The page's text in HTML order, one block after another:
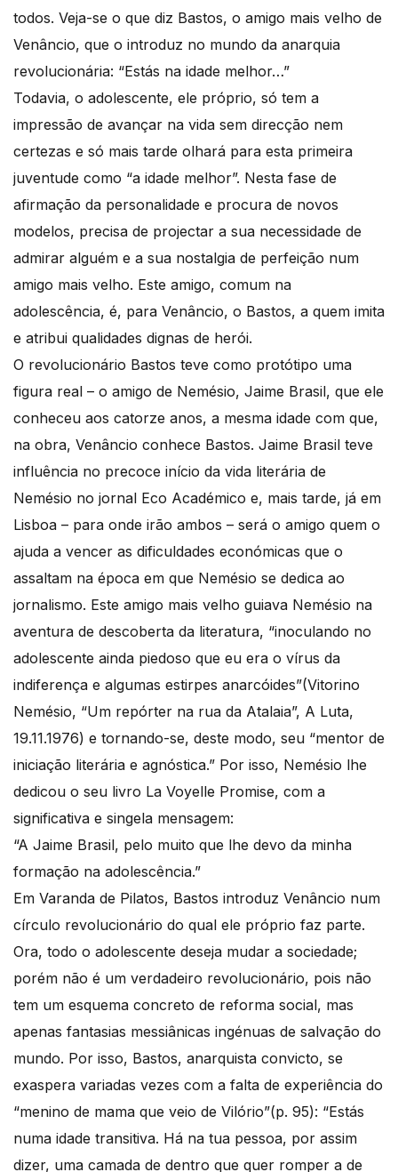
todos. Veja-se o que diz Bastos, o amigo mais velho de
Venâncio, que o introduz no mundo da anarquia
revolucionária: “Estás na idade melhor…”
Todavia, o adolescente, ele próprio, só tem a
impressão de avançar na vida sem direcção nem
certezas e só mais tarde olhará para esta primeira
juventude como “a idade melhor”. Nesta fase de
afirmação da personalidade e procura de novos
modelos, precisa de projectar a sua necessidade de
admirar alguém e a sua nostalgia de perfeição num
amigo mais velho. Este amigo, comum na
adolescência, é, para Venâncio, o Bastos, a quem imita
e atribui qualidades dignas de herói.
O revolucionário Bastos teve como protótipo uma
figura real – o amigo de Nemésio, Jaime Brasil, que ele
conheceu aos catorze anos, a mesma idade com que,
na obra, Venâncio conhece Bastos. Jaime Brasil teve
influência no precoce início da vida literária de
Nemésio no jornal Eco Académico e, mais tarde, já em
Lisboa – para onde irão ambos – será o amigo quem o
ajuda a vencer as dificuldades económicas que o
assaltam na época em que Nemésio se dedica ao
jornalismo. Este amigo mais velho guiava Nemésio na
aventura de descoberta da literatura, “inoculando no
adolescente ainda piedoso que eu era o vírus da
indiferença e algumas estirpes anarcóides”(Vitorino
Nemésio, “Um repórter na rua da Atalaia”, A Luta,
19.11.1976) e tornando-se, deste modo, seu “mentor de
iniciação literária e agnóstica.” Por isso, Nemésio lhe
dedicou o seu livro La Voyelle Promise, com a
significativa e singela mensagem:
“A Jaime Brasil, pelo muito que lhe devo da minha
formação na adolescência.”
Em Varanda de Pilatos, Bastos introduz Venâncio num
círculo revolucionário do qual ele próprio faz parte.
Ora, todo o adolescente deseja mudar a sociedade;
porém não é um verdadeiro revolucionário, pois não
tem um esquema concreto de reforma social, mas
apenas fantasias messiânicas ingénuas de salvação do
mundo. Por isso, Bastos, anarquista convicto, se
exaspera variadas vezes com a falta de experiência do
“menino de mama que veio de Vilório”(p. 95): “Estás
numa idade transitiva. Há na tua pessoa, por assim
dizer, uma camada de dentro que quer romper a de